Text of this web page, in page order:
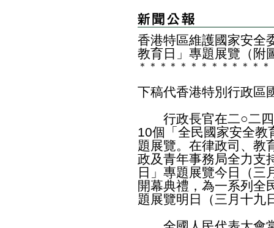
香港特區維護國家安全
教育日」專題展覽（附
＊ ＊ ＊ ＊ ＊ ＊ ＊ ＊ ＊ ＊ ＊ ＊ ＊
下稿代香港特別行政區
行政長官在二○二四
10個「全民國家安全教
題展覽。在律政司、教
政及青年事務局全力支
日」專題展覽今日（三
開幕典禮，為一系列全
題展覽明日（三月十九